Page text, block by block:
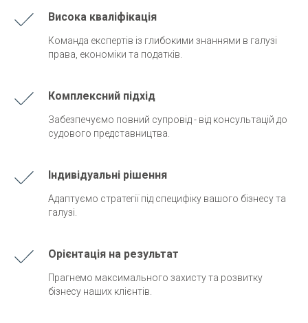
Висока кваліфікація
Команда експертів із глибокими знаннями в галузі
права, економіки та податків.
Комплексний підхід
Забезпечуємо повний супровід - від консультацій до
судового представництва.
Індивідуальні рішення
Адаптуємо стратегії під специфіку вашого бізнесу та
галузі.
Орієнтація на результат
Прагнемо максимального захисту та розвитку
бізнесу наших клієнтів.